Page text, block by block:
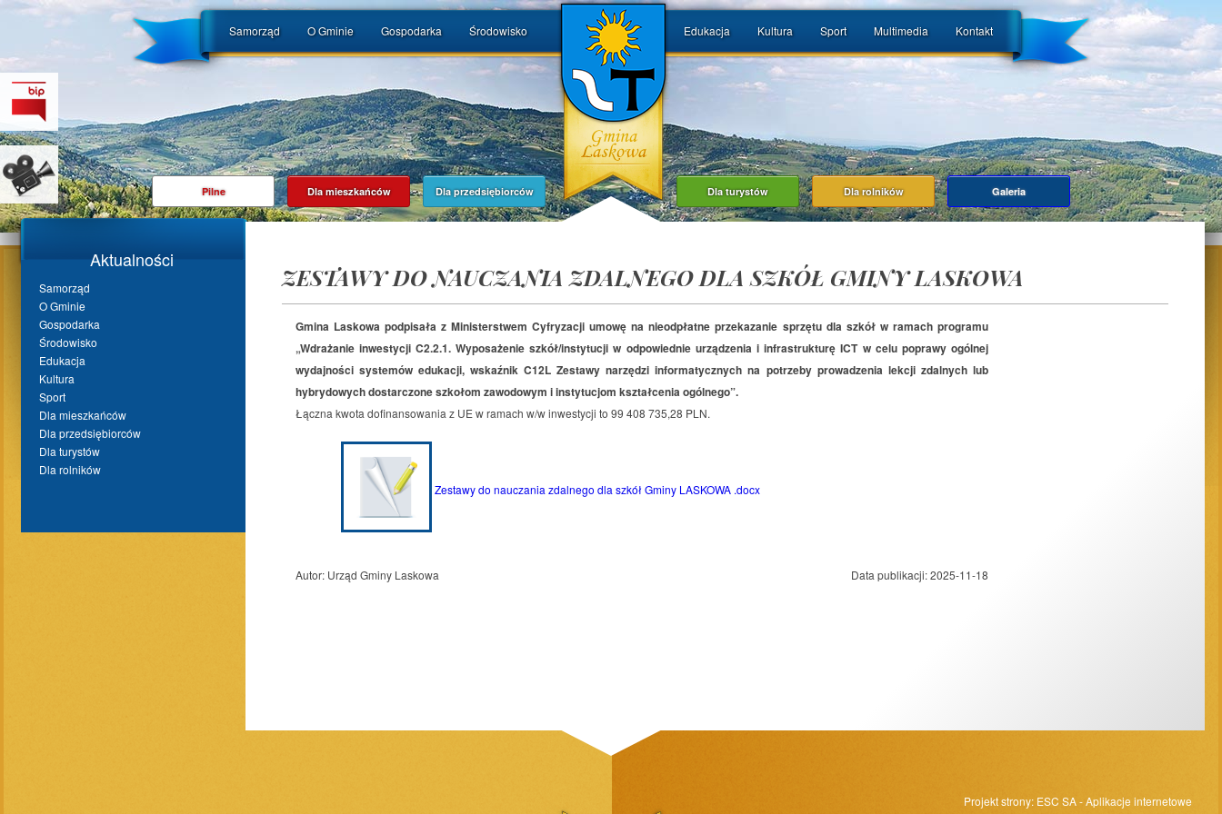
Samorząd O Gminie Gospodarka Środowisko Edukacja Kultura Sport Multimedia Kontakt
Pilne Dla mieszkańców Dla przedsiębiorców Dla turystów Dla rolników Galeria
Aktualności
Samorząd
O Gminie
Gospodarka
Środowisko
Edukacja
Kultura
Sport
Dla mieszkańców
Dla przedsiębiorców
Dla turystów
Dla rolników
ZESTAWY DO NAUCZANIA ZDALNEGO DLA SZKÓŁ GMINY LASKOWA
Gmina Laskowa podpisała z Ministerstwem Cyfryzacji umowę na nieodpłatne przekazanie sprzętu dla szkół w ramach programu
„Wdrażanie inwestycji C2.2.1. Wyposażenie szkół/instytucji w odpowiednie urządzenia i infrastrukturę ICT w celu poprawy ogólnej
wydajności systemów edukacji, wskaźnik C12L Zestawy narzędzi informatycznych na potrzeby prowadzenia lekcji zdalnych lub
hybrydowych dostarczone szkołom zawodowym i instytucjom kształcenia ogólnego”.
Łączna kwota dofinansowania z UE w ramach w/w inwestycji to 99 408 735,28 PLN.
Zestawy do nauczania zdalnego dla szkół Gminy LASKOWA .docx
Autor: Urząd Gminy Laskowa Data publikacji:2025-11-18
Projekt strony: ESC SA-Aplikacje internetowe